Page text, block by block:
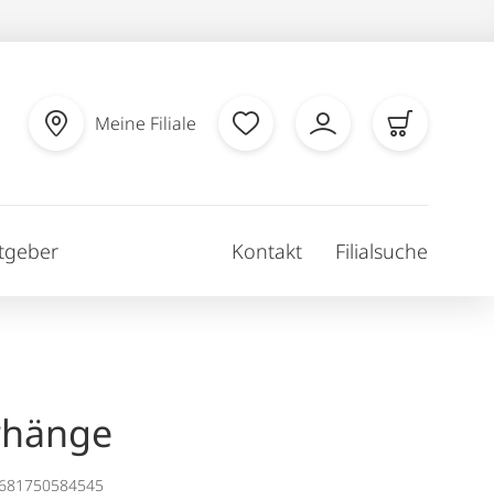
Meine Filiale
Kontakt Filialsuche